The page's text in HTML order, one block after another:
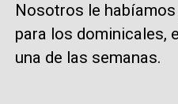
Nosotros le
para los dominicales,
una de las semanas.